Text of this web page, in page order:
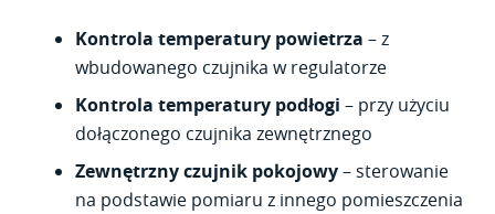
Kontrola temperatury powietrza – z
wbudowanego czujnika w regulatorze
Kontrola temperatury podłogi – przy użyciu
dołączonego czujnika zewnętrznego
Zewnętrzny czujnik pokojowy– sterowanie
na podstawie pomiaru z innego pomieszczenia